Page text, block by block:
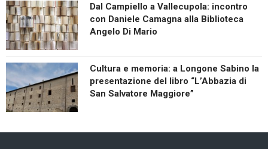
Dal Campiello a Vallecupola: incontro
con Daniele Camagna alla Biblioteca
Angelo Di Mario
Cultura e memoria: a Longone Sabino la
presentazione del libro “L’Abbazia di
San Salvatore Maggiore”